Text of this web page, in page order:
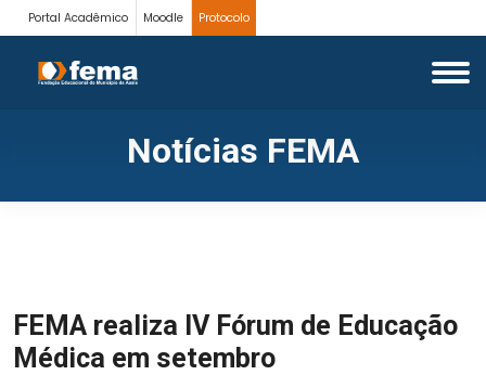
Portal Acadêmico Moodle Protocolo
Notícias FEMA
FEMA realiza IV Fórum de Educação
Médica em setembro